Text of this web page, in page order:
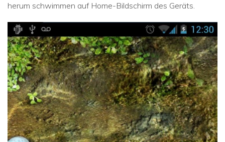
herum schwimmen auf Home-Bildschirm des Geräts.